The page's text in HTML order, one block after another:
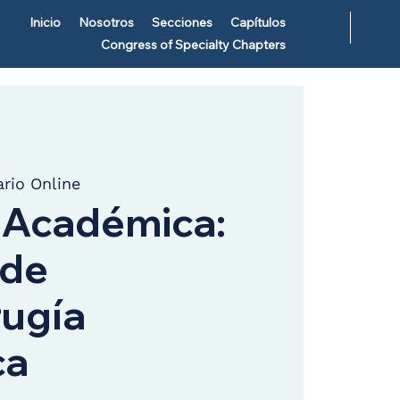
Inicio Nosotros Secciones
Capítulos
Congress of Specialty Chapters
Online